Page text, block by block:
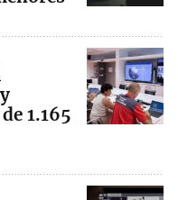
1.165